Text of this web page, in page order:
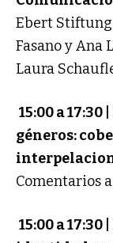
Ebert Stiftung,
Fasano y Ana
Laura
15:00 a
géneros:
Comentarios
15:00 a 17:30